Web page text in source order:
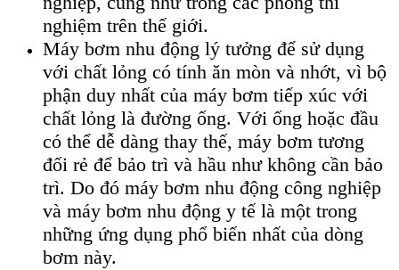
nghiệm trên thế giới.
Máy bơm nhu động lý tưởng để sử dụng
với chất lỏng có tính ăn mòn và nhớt, vì bộ
phận duy nhất của máy bơm tiếp xúc với
chất lỏng là đường ống. Với ống hoặc đầu
có thể dễ dàng thay thế, máy bơm tương
đối rẻ để bảo trì và hầu như không cần bảo
trì. Do đó máy bơm nhu động công nghiệp
và máy bơm nhu động y tế là một trong
những ứng dụng phổ biến nhất của dòng
bơm này.